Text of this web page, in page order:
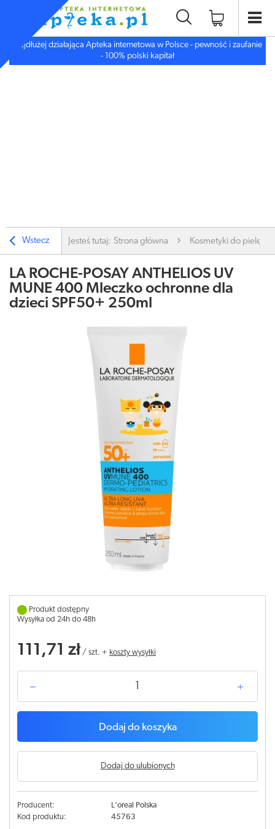
Najdłużej działająca Apteka internetowa w Polsce - pewność i zaufanie
- 100% polski kapitał
Wstecz Jesteś tutaj: Strona główna Kosmetyki do
LA ROCHE-POSAY ANTHELIOS UV
MUNE 400 Mleczko ochronne dla
dzieci SPF50+ 250ml
Produkt dostępny
Wysyłka od 24h do 48h
111,71 zł / szt. + koszty wysyłki
Dodaj do koszyka
Dodaj do ulubionych
Producent:
L'oreal Polska
Kod produktu:
45763